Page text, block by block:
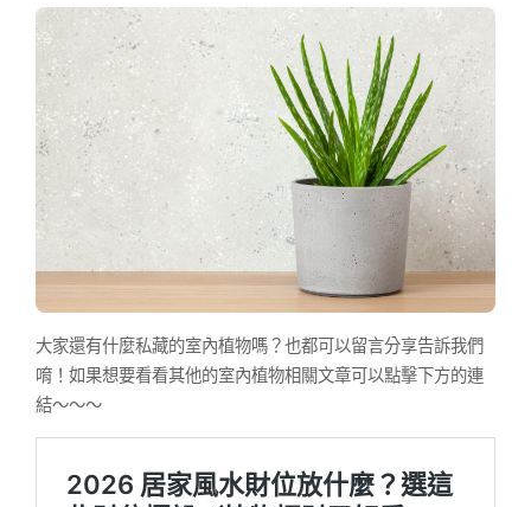
大家還有什麼私藏的室內植物嗎？也都可以留言分享告訴我們
唷！如果想要看看其他的室內植物相關文章可以點擊下方的連
結～～～